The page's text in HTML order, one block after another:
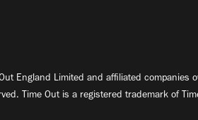
England Limited and affiliated companies
Time Out is a registered trademark of